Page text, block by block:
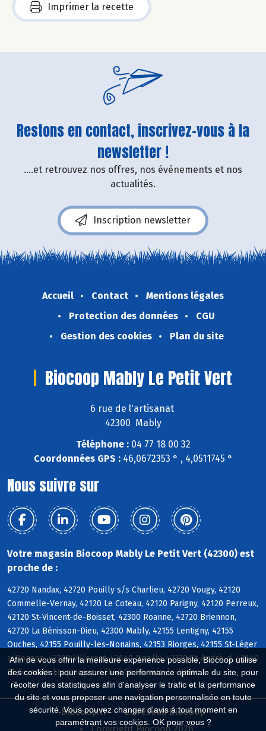
Afin de vous offrir la meilleure expérience possible, Biocoop utilise
des cookies : pour assurer une performance optimale du site, pour
récolter des statistiques afin d'analyser le trafic et la performance
du site et vous proposer une navigation personnalisée en toute
sécurité. Vous pouvez changer d'avis à tout moment en
paramétrant vos cookies. OK pour vous ?
Imprimer la recette
Restons en contact, inscrivez-vous à la
newsletter !
....et retrouvez nos offres, nos événements et nos
actualités.
Inscription newsletter
Accueil Contact
Mentions légales
Protection des données
CGU
Gestion des cookies
Plan du site
Biocoop Mably Le Petit Vert
6 rue de l'artisanat
42300 Mably
Téléphone :04 77 18 00 32
Coordonnées GPS :46,0672353 ° , 4,0511745 °
Nous suivre sur
Votre magasin Biocoop Mably Le Petit Vert (42300) est
proche de :
42720 Nandax, 42720 Pouilly s/s Charlieu, 42720 Vougy, 42120
Commelle-Vernay, 42120 Le Coteau, 42120 Parigny, 42120 Perreux,
42120 St-Vincent-de-Boisset, 42300 Roanne, 42720 Briennon,
42720 La Bénisson-Dieu, 42300 Mably, 42155 Lentigny, 42155
Ouches, 42155 Pouilly-les-Nonains, 42153 Riorges, 42155 St-Léger
s/Roanne, 42300 Villerest, 42640 Noailly, 42370 St-André-d, 42640
St-Germain-Lespinasse, 42640 St-Romain-la-Motte
Biocoop.fr
Le réseau Biocoop